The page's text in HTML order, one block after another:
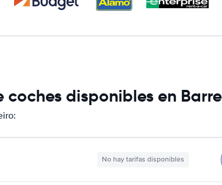
disponibles en
No hay tarifas disponibles